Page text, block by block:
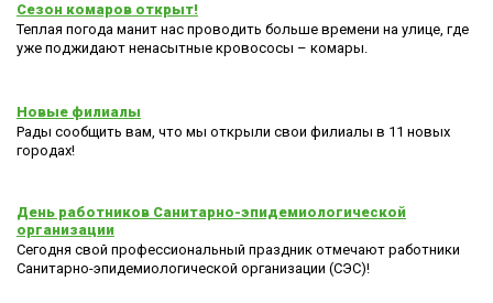
Сезон комаров открыт!
Теплая погода манит нас проводить больше времени на улице, где
уже поджидают ненасытные кровососы – комары.
Новые филиалы
Рады сообщить вам, что мы открыли свои филиалы в 11 новых
городах!
День работников Санитарно-эпидемиологической
организации
Сегодня свой профессиональный праздник отмечают работники
Санитарно-эпидемиологической организации (СЭС)!